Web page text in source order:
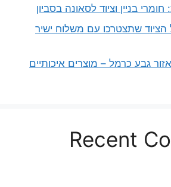
בניין וציוד לסאונה בסביון
שתצטרכו עם משלוח ישיר
גבע כרמל – מוצרים איכותיים
Recent